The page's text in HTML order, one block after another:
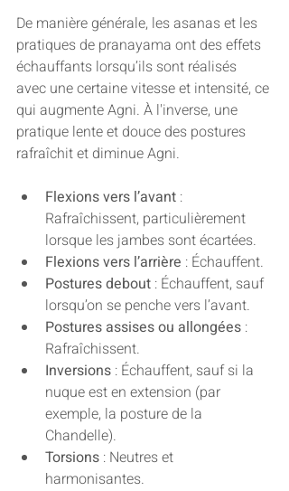
De manière générale, les asanas et les
pratiques de pranayama ont des effets
échauffants lorsqu’ils sont réalisés
avec une certaine vitesse et intensité, ce
qui augmente Agni. À l'inverse, une
pratique lente et douce des postures
rafraîchit et diminue Agni.
Flexions vers l’avant :
Rafraîchissent, particulièrement
lorsque les jambes sont écartées.
Flexions vers l’arrière : Échauffent.
Postures debout : Échauffent, sauf
lorsqu’on se penche vers l’avant.
Postures assises ou allongées :
Rafraîchissent.
Inversions : Échauffent, sauf si la
nuque est en extension (par
exemple, la posture de la
Chandelle).
Torsions : Neutres et
harmonisantes.